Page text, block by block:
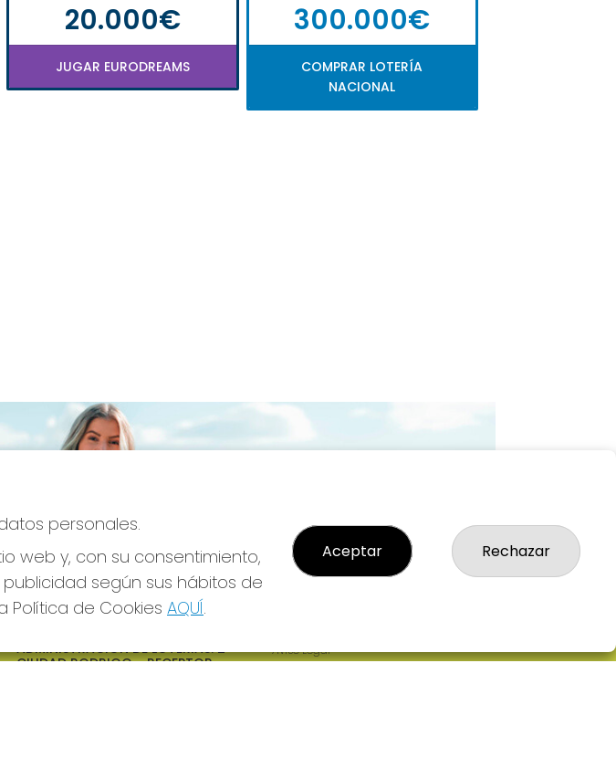
20.000€
JUGAR EURODREAMS
300.000€
COMPRAR LOTERÍA
NACIONAL
ADMINISTRACION DE LOTERIAS: 2-
CIUDAD RODRIGO - RECEPTOR
Aviso Legal
personales.
web y, con su consentimiento,
según sus hábitos de
Política de Cookies AQUÍ.
Aceptar Rechazar